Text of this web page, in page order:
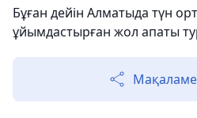
Бұған дейін Алматыда түн
ұйымдастырған жол апаты